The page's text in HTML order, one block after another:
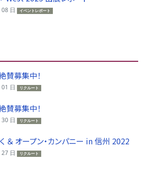
日 イベントレポート
賛募集中！
日 リクルート
賛募集中！
日 リクルート
＆ オープン・カンパニー in 信州 2022
日 リクルート